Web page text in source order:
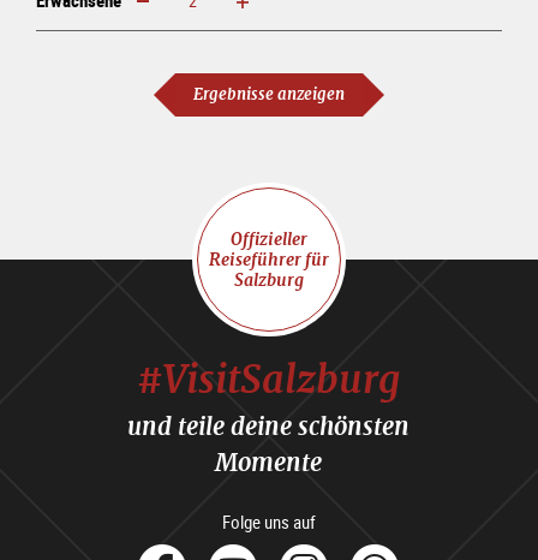
Ergebnisse anzeigen
Offizieller
Reiseführer für
Salzburg
#VisitSalzburg
und teile deine schönsten
Momente
Folge uns auf